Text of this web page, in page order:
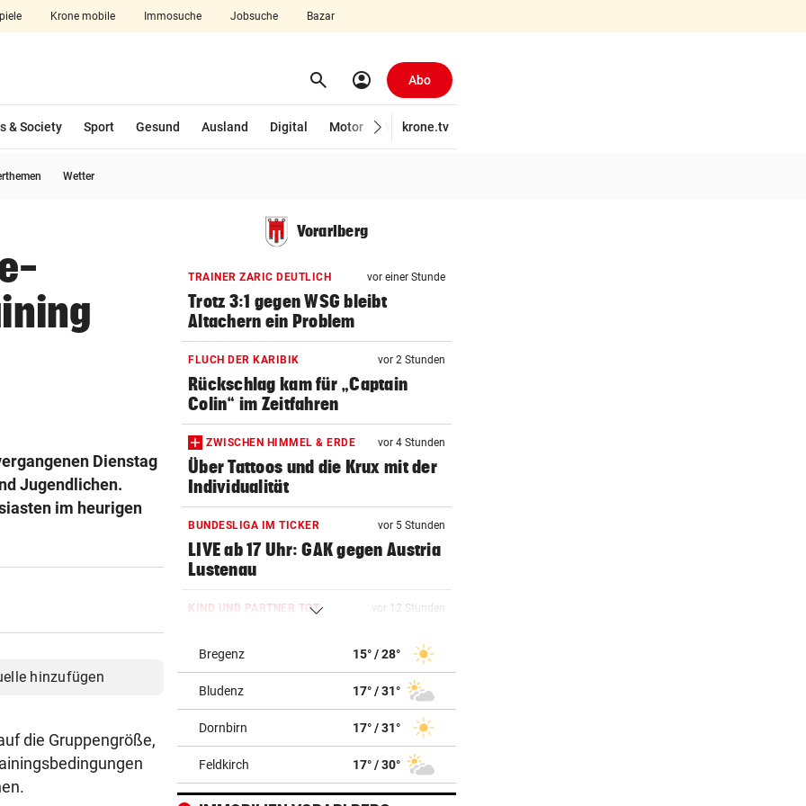
Krone mobile Immosuche Jobsuche Bazar
aufklappen search Suchen
account_circle Abo
& Society Sport Gesund Ausland Digital Motor Wirtschaft
krone.tv
Wetter
Dienstag
Jugendlichen.
im heurigen
hinzufügen
die Gruppengröße,
Vorarlberg
TRAINER ZARIC DEUTLICH vor einer Stunde
Trotz 3:1 gegen WSG bleibt
Altachern ein Problem
FLUCH DER KARIBIK vor 2 Stunden
Rückschlag kam für „Captain
Colin“ im Zeitfahren
ZWISCHEN HIMMEL & ERDE vor 4 Stunden
Über Tattoos und die Krux mit der
Individualität
BUNDESLIGA IM TICKER vor 5 Stunden
LIVE ab 17 Uhr: GAK gegen Austria
Lustenau
KIND UND PARTNER TOT vor 12 Stunden
meldet sich zu Wort
LÄNDLE-KICKER SIEGEN vor 12 Stunden
3:1 nach 0:1! Altach dreht Derby
gegen WSG Tirol
vor 14 Stunden
Lokalmatadorin und Tirol-
Bregenz 15° / 28°
Bludenz 17° / 31°
Dornbirn 17° / 31°
Feldkirch 17° / 30°